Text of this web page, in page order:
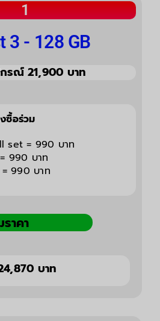
1
3 - 128 GB
รณ์ 21,900 บาท
ซื้อร่วม
set = 990 บาท
990 บาท
990 บาท
าคา
บาท